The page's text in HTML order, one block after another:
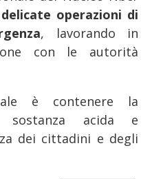
operazioni di
, lavorando in
con le autorità
è contenere la
sostanza acida e
dei cittadini e degli